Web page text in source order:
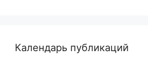
Календарь публикаций